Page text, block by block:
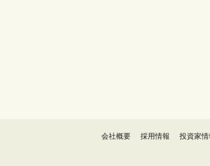
会社概要 採用情報 投資家情